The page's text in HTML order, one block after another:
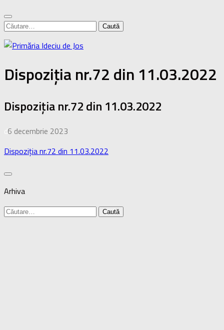
Caută
după:
Dispoziția nr.72 din 11.03.2022
Dispoziția nr.72 din 11.03.2022
de ·
6 decembrie 2023
Dispoziția nr.72 din 11.03.2022
Arhiva
Caută